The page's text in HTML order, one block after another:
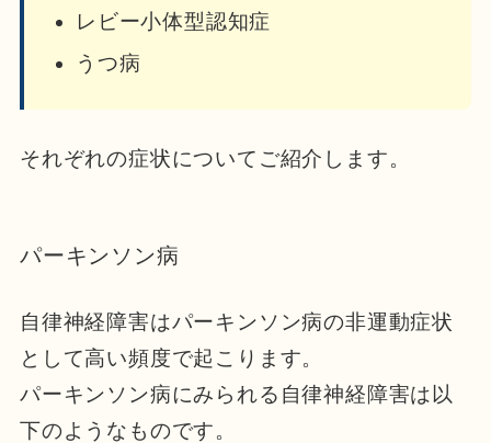
レビー小体型認知症
うつ病
それぞれの症状についてご紹介します。
パーキンソン病
自律神経障害はパーキンソン病の非運動症状
として高い頻度で起こります。
パーキンソン病にみられる自律神経障害は以
下のようなものです。